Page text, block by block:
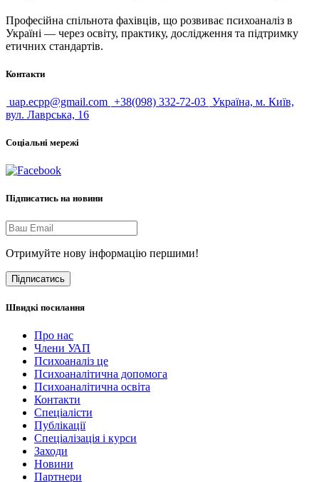
Професійна спільнота фахівців, що розвиває психоаналіз в
Україні — через освіту, практику, дослідження та підтримку
етичних стандартів.
Контакти
uap.ecpp@gmail.com +38(098) 332-72-03 Україна, м. Київ,
вул. Лаврська, 16
Соціальні мережі
Підписатись на новини
Отримуйте нову інформацію першими!
Підписатись
Швидкі посилання
Про нас
Члени УАП
Психоаналіз це
Психоаналітична допомога
Психоаналітична освіта
Контакти
Спеціалісти
Публікації
Cпеціалізація і курси
Заходи
Новини
Партнери